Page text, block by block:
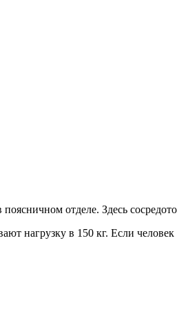
отделе. Здесь
нагрузку в 150 кг. Если человек